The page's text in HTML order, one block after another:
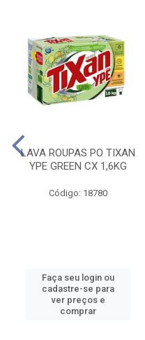
LAVA ROUPAS PO TIXAN
YPE GREEN CX 1,6KG
Código: 18780
Faça seu login ou
cadastre-se para
ver preços e
comprar